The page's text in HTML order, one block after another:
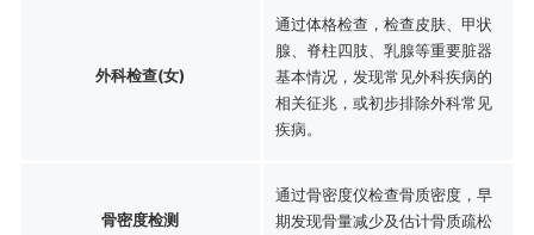
外科检查(女)
通过体格检查，检查皮肤、甲状
腺、脊柱四肢、乳腺等重要脏器
基本情况，发现常见外科疾病的
相关征兆，或初步排除外科常见
疾病。
骨密度检测
通过骨密度仪检查骨质密度，早
期发现骨量减少及估计骨质疏松